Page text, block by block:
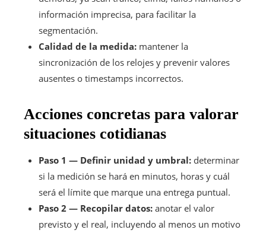
información imprecisa, para facilitar la
segmentación.
Calidad de la medida: mantener la
sincronización de los relojes y prevenir valores
ausentes o timestamps incorrectos.
Acciones concretas para valorar
situaciones cotidianas
Paso 1 — Definir unidad y umbral: determinar
si la medición se hará en minutos, horas y cuál
será el límite que marque una entrega puntual.
Paso 2 — Recopilar datos: anotar el valor
previsto y el real, incluyendo al menos un motivo